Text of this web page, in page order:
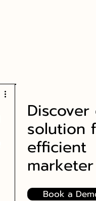
Discover
solution
efficient
marketer
Book a